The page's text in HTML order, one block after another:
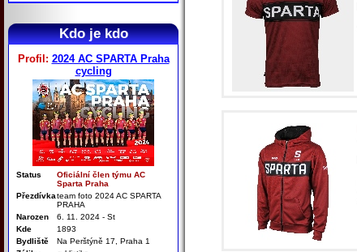
Kdo je kdo
Profil: 2024 AC SPARTA Praha
cycling
Status
Oficiální člen týmu AC
Sparta Praha
Přezdívkateam foto 2024 AC SPARTA
PRAHA
Narozen
6. 11. 2024 - St
Kde
1893
Bydliště
Na Perštýně 17, Praha 1